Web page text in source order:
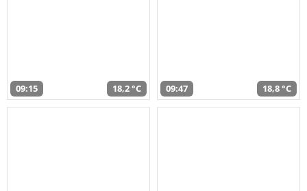
09:15 18,2 °C 09:47 18,8 °C